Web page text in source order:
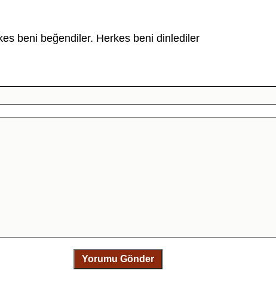
beni beğendiler. Herkes beni dinlediler
Yorumu Gönder